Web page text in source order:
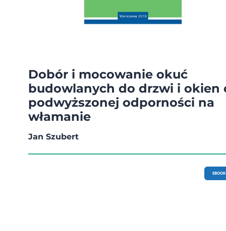
Dobór i mocowanie okuć
budowlanych do drzwi i okien
podwyższonej odporności na
włamanie
Jan Szubert
EBOOK